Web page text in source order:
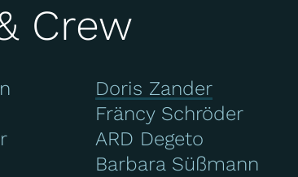
Crew
Doris Zander
Fräncy Schröder
ARD Degeto
Barbara Süßmann